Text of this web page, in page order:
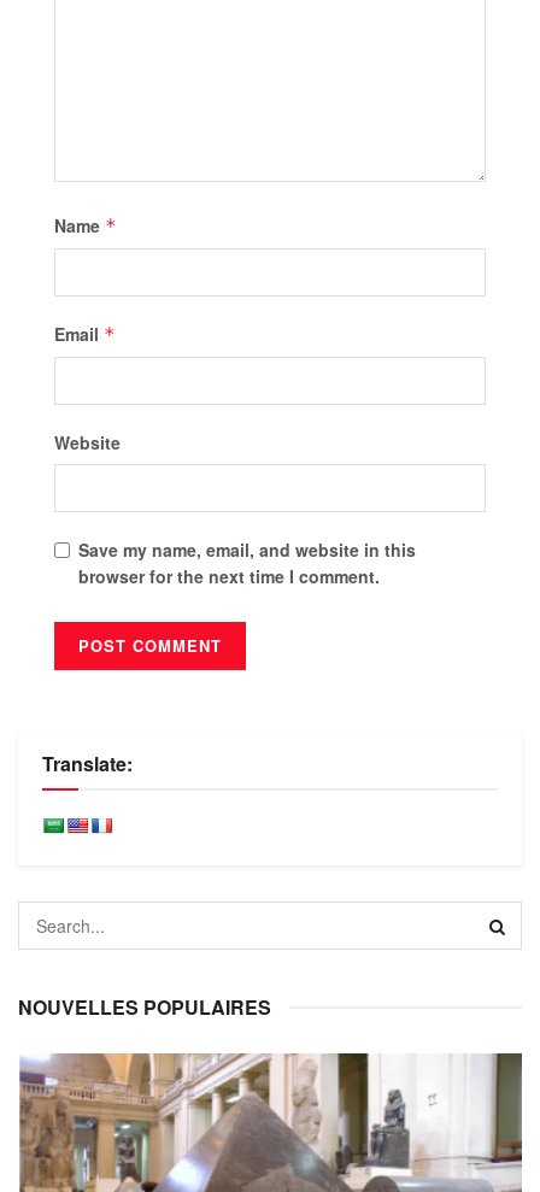
Name *
Email *
Website
Save my name, email, and website in this
browser for the next time I comment.
Translate:
NOUVELLES POPULAIRES